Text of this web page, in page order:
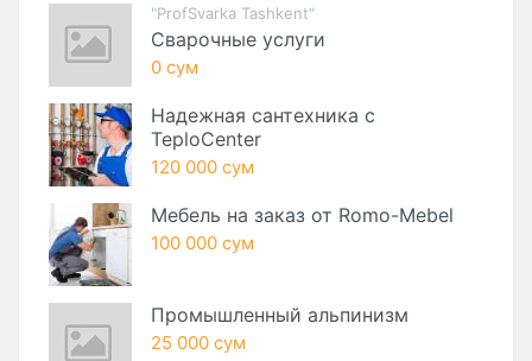
"ProfSvarka Tashkent"
Сварочные услуги
0 сум
Надежная сантехника с
TeploCenter
120 000 сум
Мебель на заказ от Romo-Mebel
100 000 сум
Промышленный альпинизм
25 000 сум